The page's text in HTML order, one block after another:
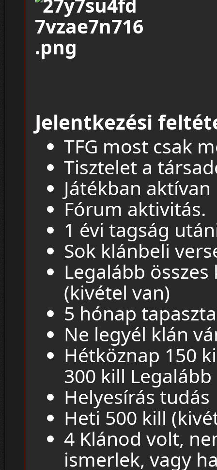
Jelentkezési
TFG most csak
Tisztelet a
Játékban aktívan
Fórum aktivitás.
1 évi tagság
Sok klánbeli
Legalább
(kivétel van)
5 hónap
Ne legyél klán
Hétköznap 150
300 kill
Helyesírás tudás
Heti 500 kill
4 Klánod volt,
ismerlek, vagy